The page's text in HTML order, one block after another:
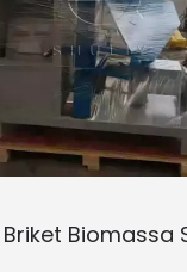
Biomassa